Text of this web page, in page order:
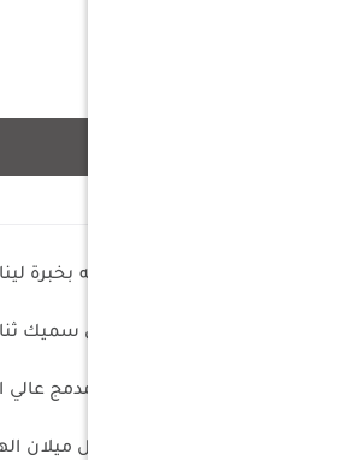
معايرة مخصصة للمركبة: تم ضبطه بخبرة
حماية ثنائية الأنابيب: هيكل فولاذي سميك
نظام إدارة الحرارة: يتميز بمكبس مدمج
تحكم معزز في القيادة: صُمم لتقليل ميلان